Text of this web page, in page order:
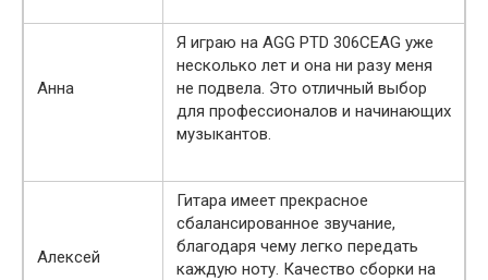
Анна
Я играю на AGG PTD 306CEAG уже
несколько лет и она ни разу меня
не подвела. Это отличный выбор
для профессионалов и начинающих
музыкантов.
Алексей
Гитара имеет прекрасное
сбалансированное звучание,
благодаря чему легко передать
каждую ноту. Качество сборки на